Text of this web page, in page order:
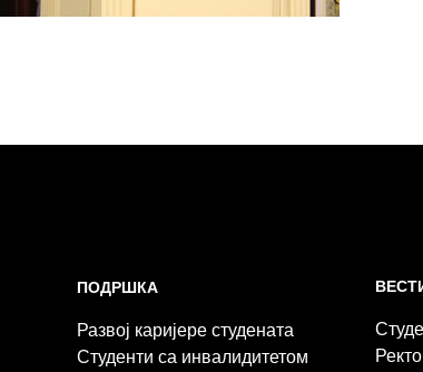
ПОДРШКА
Развој каријере студената
Студенти са инвалидитетом